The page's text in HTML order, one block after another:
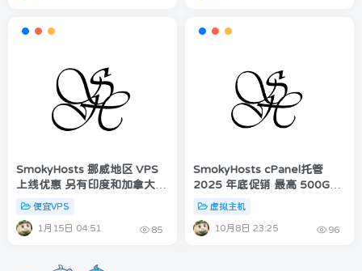
SmokyHosts 挪威地区 VPS
上线优惠 另有印度和加拿大优
便宜VPS
1月15日 04:51 85
SmokyHosts cPanel托管
2025 年底促销 最高 500GB
虚拟主机
10月8日 23:25 96